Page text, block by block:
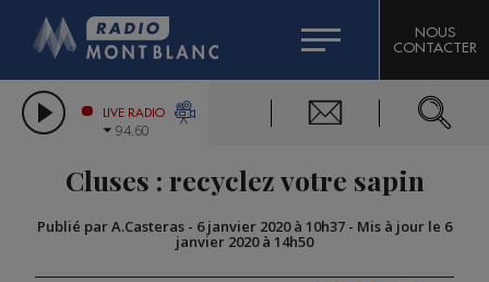
LES CHRONIQUES DE L'EXPERT
CITIZEN MACHINERY
GRAND MASSIF DOMAINES SKIABLES
BIGARD
COMPAGNIE DU MONT-BLANC
NOUS
CONTACTER
LIVE RADIO
94.60
Cluses : recyclez votre sapin
Publié par A.Casteras - 6 janvier 2020 à 10h37 - Mis à jour le 6
janvier 2020 à 14h50